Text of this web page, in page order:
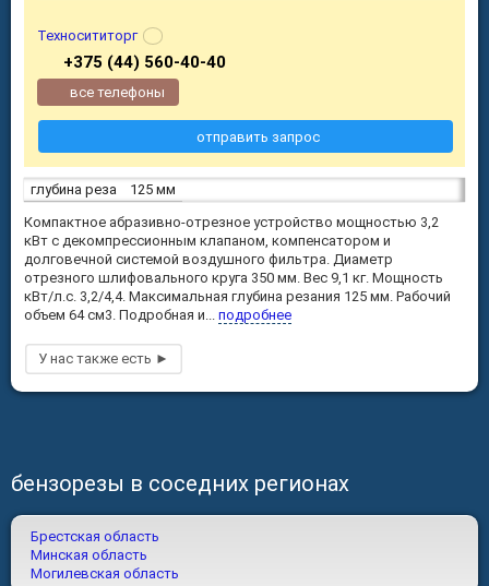
глубина реза
125 мм
Компактное абразивно-отрезное устройство мощностью 3,2
кВт с декомпрессионным клапаном, компенсатором и
долговечной системой воздушного фильтра. Диаметр
отрезного шлифовального круга 350 мм. Вес 9,1 кг. Мощность
кВт/л.с. 3,2/4,4. Максимальная глубина резания 125 мм. Рабочий
объем 64 см3. Подробная и... подробнее
Техносититорг
+375 (44) 560-40-40
все телефоны
отправить запрос
бензорезы в соседних регионах
Брестская область
Минская область
Могилевская область